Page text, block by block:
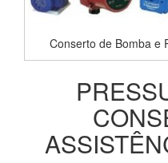
Conserto de Bomba e